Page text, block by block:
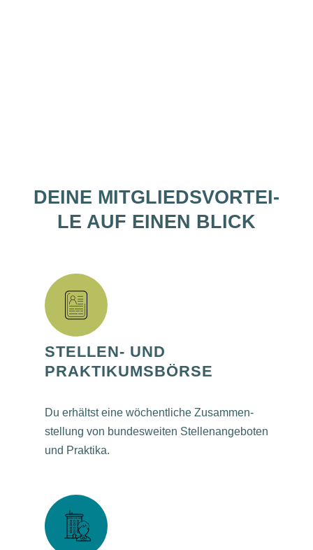
DEI­NE MIT­GLIEDS­VOR­TEI­
LE AUF EINEN BLICK
STEL­LEN- UND
PRAKTIKUMSBÖRSE
Du erhältst eine wöchent­li­che Zusam­men­
stel­lung von bun­des­wei­ten Stel­len­an­ge­bo­ten
und Praktika.